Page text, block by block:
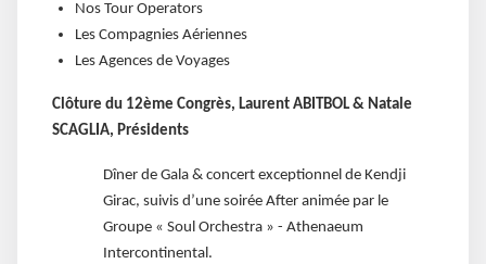
Nos Tour Operators
Les Compagnies Aériennes
Les Agences de Voyages
Clôture du 12ème Congrès, Laurent ABITBOL & Natale
SCAGLIA, Présidents
Dîner de Gala & concert exceptionnel de Kendji
Girac, suivis d’une soirée After animée par le
Groupe « Soul Orchestra » - Athenaeum
Intercontinental.